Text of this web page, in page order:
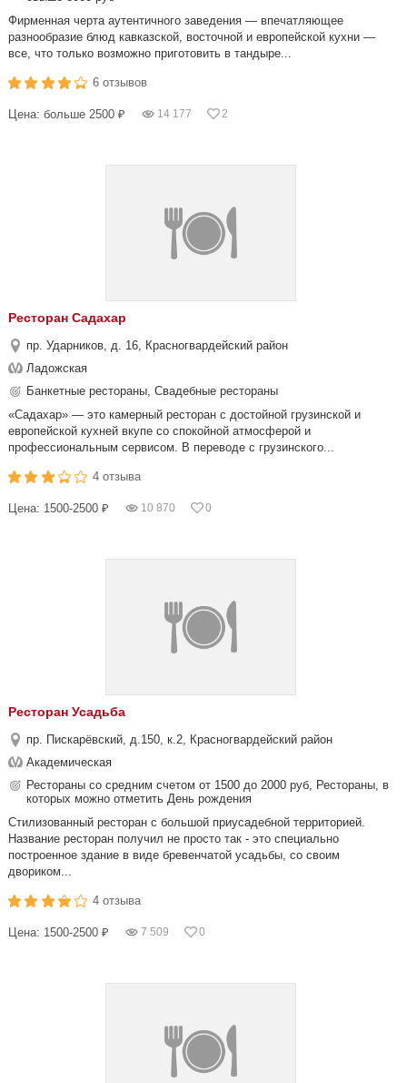
Фирменная черта аутентичного заведения — впечатляющее
разнообразие блюд кавказской, восточной и европейской кухни —
все, что только возможно приготовить в тандыре...
6 отзывов
Цена: больше 2500 ₽ 14 177 2
Ресторан Садахар
пр. Ударников, д. 16, Красногвардейский район
Ладожская
Банкетные рестораны, Свадебные рестораны
«Садахар» — это камерный ресторан с достойной грузинской и
европейской кухней вкупе со спокойной атмосферой и
профессиональным сервисом. В переводе с грузинского...
4 отзыва
Цена: 1500-2500 ₽ 10 870 0
Ресторан Усадьба
пр. Пискарёвский, д.150, к.2, Красногвардейский район
Академическая
Рестораны со средним счетом от 1500 до 2000 руб, Рестораны, в
которых можно отметить День рождения
Стилизованный ресторан с большой приусадебной территорией.
Название ресторан получил не просто так - это специально
построенное здание в виде бревенчатой усадьбы, со своим
двориком...
4 отзыва
Цена: 1500-2500 ₽ 7 509 0